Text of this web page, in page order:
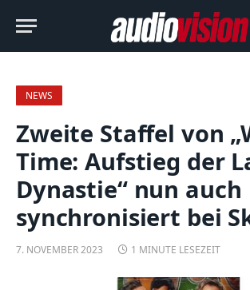
NEWS
Zweite Staffel von
Time: Aufstieg der
Dynastie“ nun auch
synchronisiert bei
7. NOVEMBER 2023 1 MINUTE LESEZEIT